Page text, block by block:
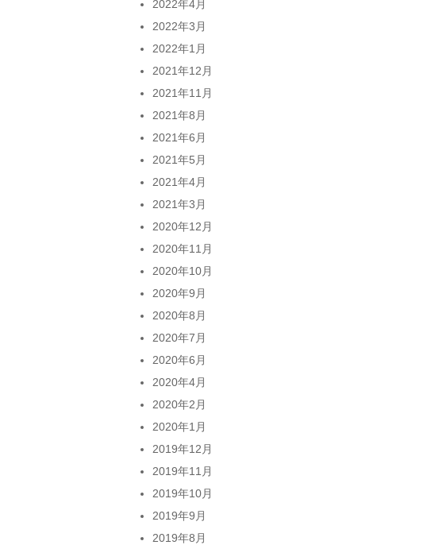
2022年4月
2022年3月
2022年1月
2021年12月
2021年11月
2021年8月
2021年6月
2021年5月
2021年4月
2021年3月
2020年12月
2020年11月
2020年10月
2020年9月
2020年8月
2020年7月
2020年6月
2020年4月
2020年2月
2020年1月
2019年12月
2019年11月
2019年10月
2019年9月
2019年8月